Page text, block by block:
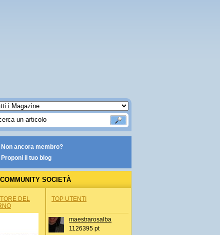
Non ancora membro?
Proponi il tuo blog
SOCIETÀ
DEL
TOP UTENTI
maestrarosalba
1126395 pt